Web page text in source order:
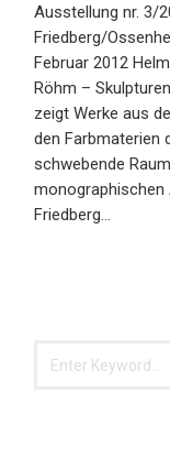
Ausstellung nr. 3/
Friedberg/
Februar 2012
Röhm –
zeigt Werke aus
den Farbmaterien
schwebende
monographischen
Friedberg…